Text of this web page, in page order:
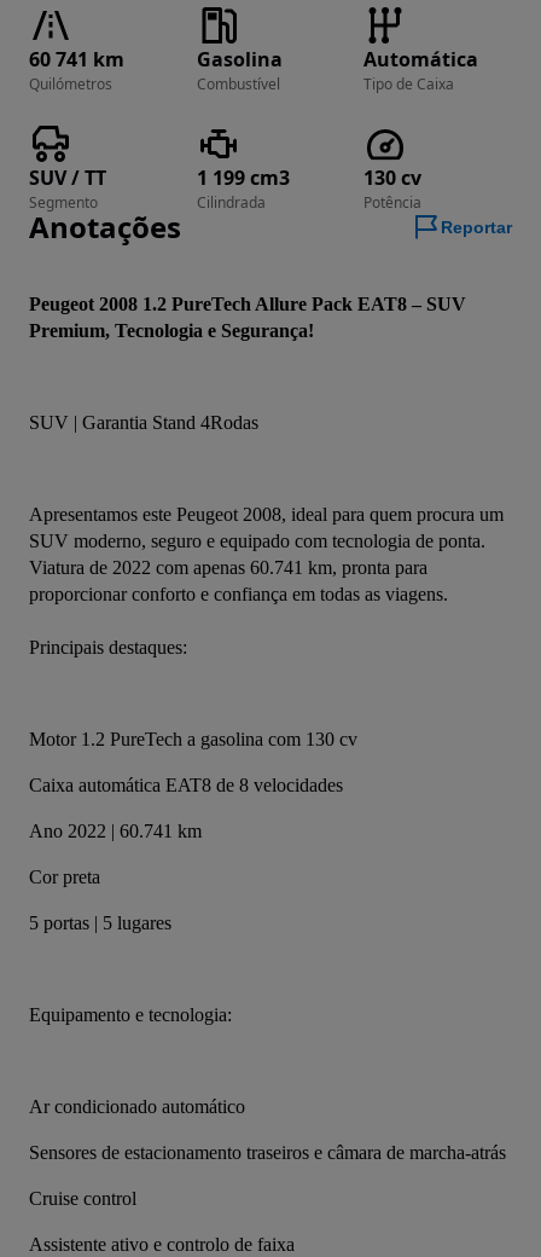
60 741 km
Quilómetros
Gasolina
Combustível
Automática
Tipo de Caixa
SUV / TT
Segmento
1 199 cm3
Cilindrada
130 cv
Potência
Anotações Reportar
Peugeot 2008 1.2 PureTech Allure Pack EAT8 – SUV
Premium, Tecnologia e Segurança!
SUV | Garantia Stand 4Rodas
Apresentamos este Peugeot 2008, ideal para quem procura um
SUV moderno, seguro e equipado com tecnologia de ponta.
Viatura de 2022 com apenas 60.741 km, pronta para
proporcionar conforto e confiança em todas as viagens.
Principais destaques:
Motor 1.2 PureTech a gasolina com 130 cv
Caixa automática EAT8 de 8 velocidades
Ano 2022 | 60.741 km
Cor preta
5 portas | 5 lugares
Equipamento e tecnologia:
Ar condicionado automático
Sensores de estacionamento traseiros e câmara de marcha-atrás
Cruise control
Assistente ativo e controlo de faixa